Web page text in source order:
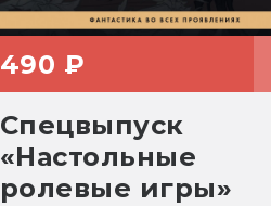
490 ₽
Спецвыпуск
«Настольные
ролевые игры»